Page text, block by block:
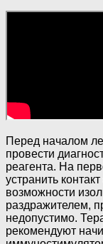
Перед началом
провести
реагента. На
устранить
возможности
раздражителем,
недопустимо.
рекомендуют